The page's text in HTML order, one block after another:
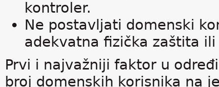
kontroler.
Ne postavljati domenski
adekvatna fizička zaštita
Prvi i najvažniji faktor u
broj domenskih korisnika na